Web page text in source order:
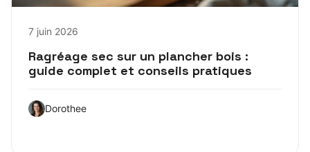
7 juin 2026
Ragréage sec sur un plancher bois :
guide complet et conseils pratiques
Dorothee